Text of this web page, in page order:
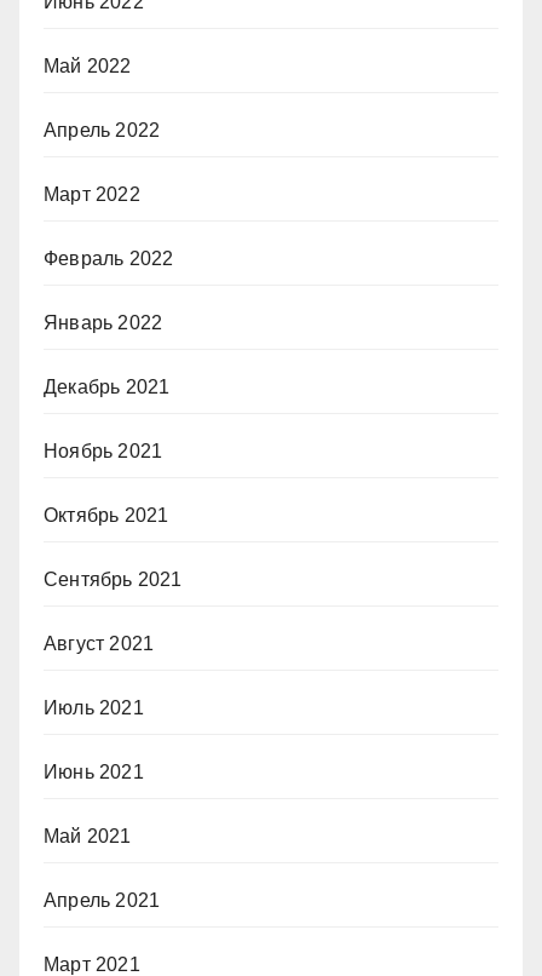
Май 2022
Апрель 2022
Март 2022
Февраль 2022
Январь 2022
Декабрь 2021
Ноябрь 2021
Октябрь 2021
Сентябрь 2021
Август 2021
Июль 2021
Июнь 2021
Май 2021
Апрель 2021
Март 2021